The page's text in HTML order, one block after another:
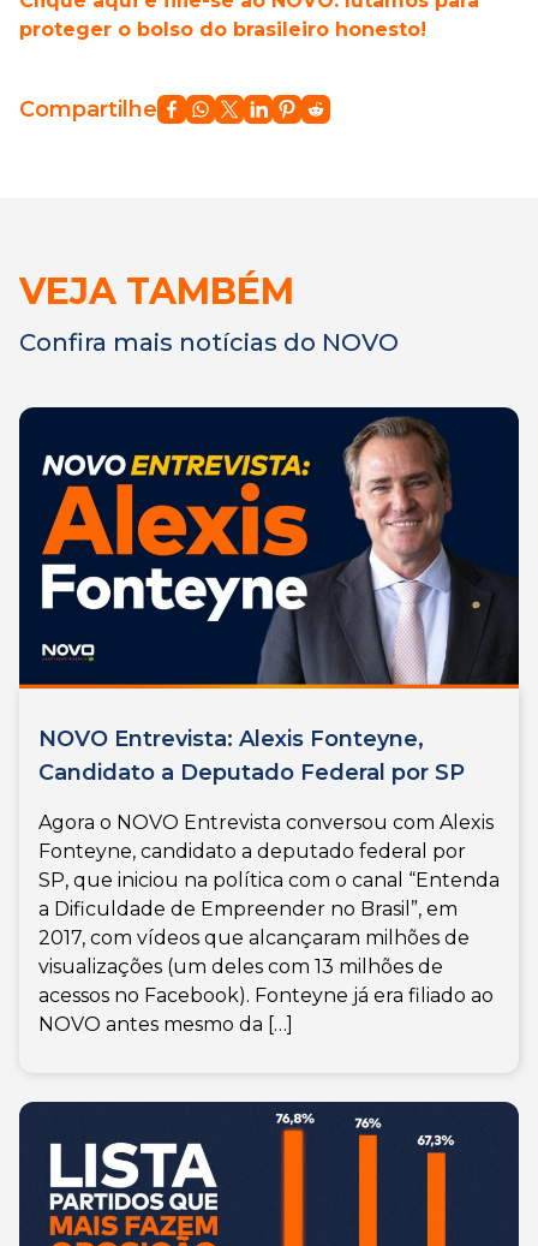
proteger o bolso do brasileiro honesto!
Compartilhe
VEJA TAMBÉM
Confira mais notícias do NOVO
NOVO Entrevista: Alexis Fonteyne,
Candidato a Deputado Federal por SP
Agora o NOVO Entrevista conversou com Alexis
Fonteyne, candidato a deputado federal por
SP, que iniciou na política com o canal “Entenda
a Dificuldade de Empreender no Brasil”, em
2017, com vídeos que alcançaram milhões de
visualizações (um deles com 13 milhões de
acessos no Facebook). Fonteyne já era filiado ao
NOVO antes mesmo da […]